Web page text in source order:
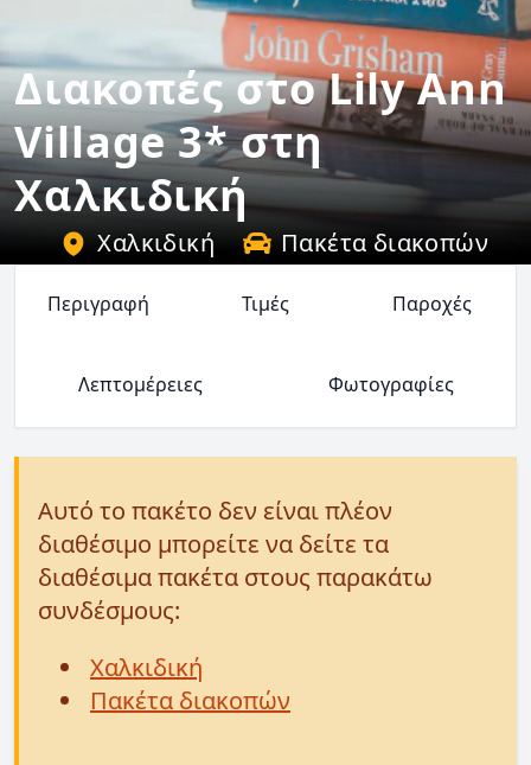
Διακοπές στο Lily Ann
Village 3* στη
Χαλκιδική
Χαλκιδική Πακέτα διακοπών
Περιγραφή Τιμές Παροχές
Λεπτομέρειες Φωτογραφίες
Αυτό το πακέτο δεν είναι πλέον
διαθέσιμο μπορείτε να δείτε τα
διαθέσιμα πακέτα στους παρακάτω
συνδέσμους:
Χαλκιδική
Πακέτα διακοπών